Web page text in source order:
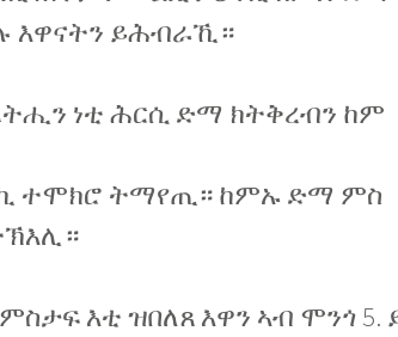
እዋናትን ይሕብራኺ።
ነቲ ሕርሲ ድማ ክትቅረብን ከም
ተሞክሮ ትማየጢ። ከምኡ ድማ ምስ
እቲ ዝበለጸ እዋን ኣብ ሞንጎ 5.